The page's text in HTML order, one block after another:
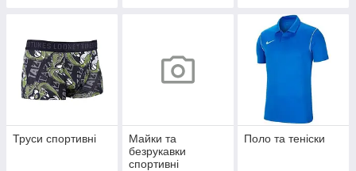
Труси спортивні
Майки та
безрукавки
спортивні
Поло та теніски